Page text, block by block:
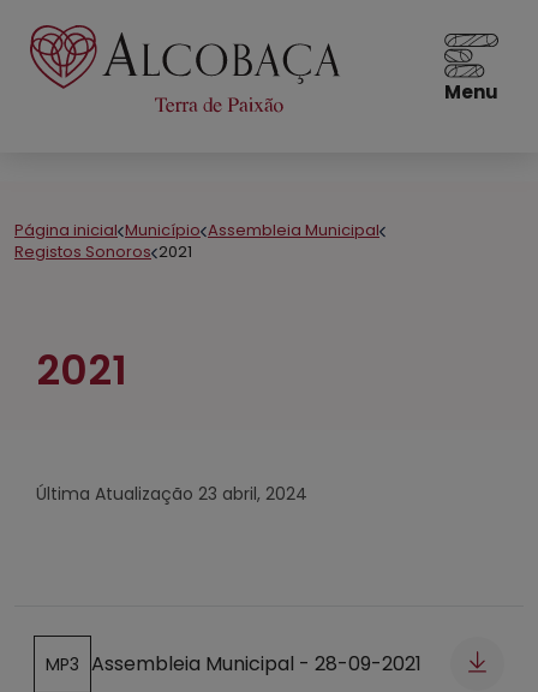
Menu
Página inicial Município Assembleia Municipal
Registos Sonoros 2021
2021
Última Atualização 23 abril, 2024
Abre num novo separador
MP3 Assembleia Municipal - 28-09-2021